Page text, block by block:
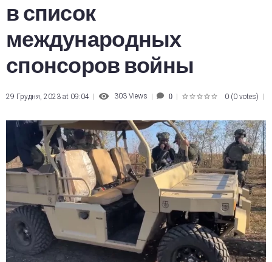
в список
международных
спонсоров войны
29 Грудня, 2023 at 09:04 303 Views 0 0 (0 votes)